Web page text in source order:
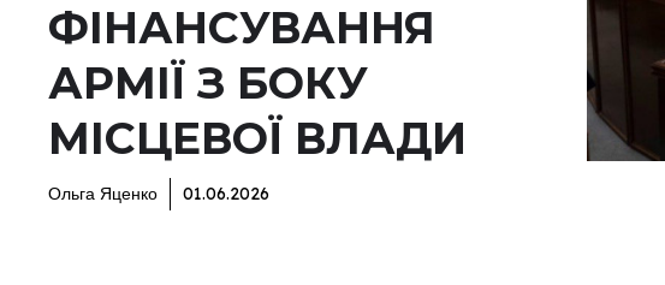
ФІНАНСУВАННЯ
АРМІЇ З БОКУ
МІСЦЕВОЇ ВЛАДИ
Ольга Яценко 01.06.2026